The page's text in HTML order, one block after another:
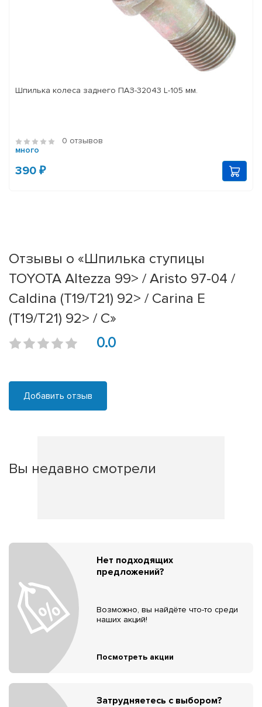
Шпилька колеса заднего ПАЗ-32043 L-105 мм.
0 отзывов
много
390 ₽
Отзывы о «Шпилька ступицы
TOYOTA Altezza 99> / Aristo 97-04 /
Caldina (T19/T21) 92> / Carina E
(T19/T21) 92> / C»
0.0
Добавить отзыв
Вы недавно смотрели
Нет подходящих
предложений?
Возможно, вы найдёте что-то среди
наших акций!
Посмотреть акции
Затрудняетесь с выбором?